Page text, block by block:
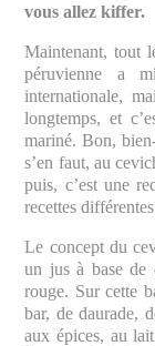
vous allez kiffer.
Maintenant, tout
péruvienne a
internationale,
longtemps, et
mariné. Bon,
s’en faut, au
puis, c’est une
recettes
Le concept du
un jus à base de
rouge. Sur cette
bar, de daurade,
aux épices, au